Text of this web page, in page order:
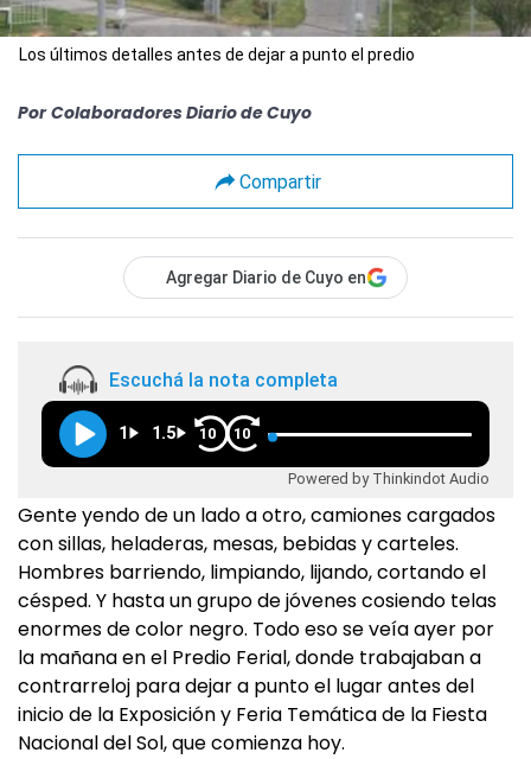
Los últimos detalles antes de dejar a punto el predio
Por Colaboradores Diario de Cuyo
Compartir
Agregar Diario de Cuyo en
Escuchá la nota completa
1 1.5 10 10
Powered by Thinkindot Audio
Gente yendo de un lado a otro, camiones cargados
con sillas, heladeras, mesas, bebidas y carteles.
Hombres barriendo, limpiando, lijando, cortando el
césped. Y hasta un grupo de jóvenes cosiendo telas
enormes de color negro. Todo eso se veía ayer por
la mañana en el Predio Ferial, donde trabajaban a
contrarreloj para dejar a punto el lugar antes del
inicio de la Exposición y Feria Temática de la Fiesta
Nacional del Sol, que comienza hoy.